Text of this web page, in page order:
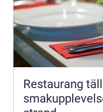
Restaurang